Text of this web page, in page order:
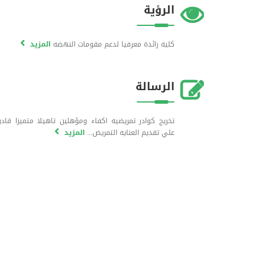
الرؤية
كليه رائدة معرفيا لدعم مقومات النهضه المزيد
الرسالة
تخريج كوادر تمريضيه اكفاء ومؤهلين تاهيلا متميزا
علي تقديم العنايه التمريض... المزيد